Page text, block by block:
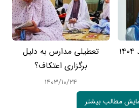
مدارس چند روز قبل عید 1404
تعطیلی مدارس به دلیل
برگزاری اعتکاف؟
۱۴۰۳/۱۰/۲۴
مطالب بیشتر